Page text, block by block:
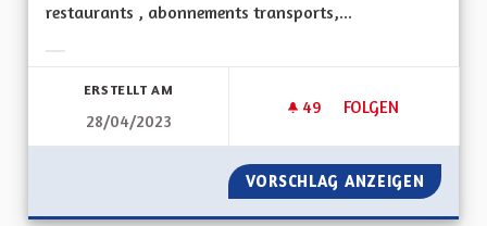
restaurants , abonnements transports,...
ERSTELLT AM
28/04/2023
49 49 FOLLOWER
FOLGEN
AIDES
VORSCHLAG ANZEIGEN AIDES